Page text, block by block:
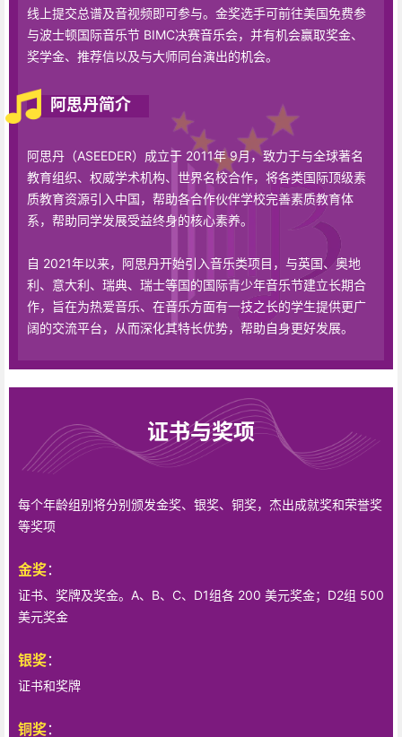
线上提交总谱及音视频即可参与。金奖选手可前往美国免费参
与波士顿国际音乐节 BIMC决赛音乐会，并有机会赢取奖金、
奖学金、推荐信以及与大师同台演出的机会。
阿思丹简介
阿思丹（ASEEDER）成立于 2011年 9月，致力于与全球著名
教育组织、权威学术机构、世界名校合作，将各类国际顶级素
质教育资源引入中国，帮助各合作伙伴学校完善素质教育体
系，帮助同学发展受益终身的核心素养。
自 2021年以来，阿思丹开始引入音乐类项目，与英国、奥地
利、意大利、瑞典、瑞士等国的国际青少年音乐节建立长期合
作，旨在为热爱音乐、在音乐方面有一技之长的学生提供更广
阔的交流平台，从而深化其特长优势，帮助自身更好发展。
证书与奖项
每个年龄组别将分别颁发金奖、银奖、铜奖，杰出成就奖和荣誉奖
等奖项
金奖：
证书、奖牌及奖金。A、B、C、D1组各 200 美元奖金；D2组 500
美元奖金
银奖：
证书和奖牌
铜奖：